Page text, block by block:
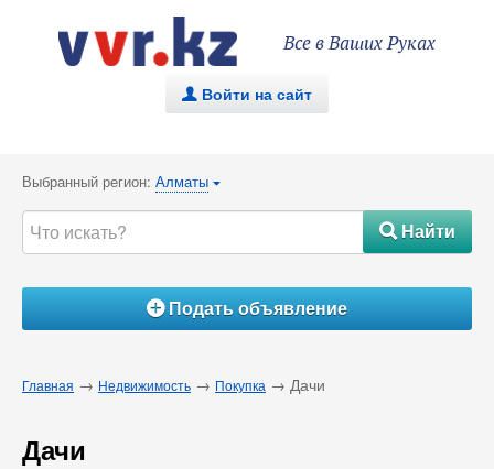
Все в Ваших Руках
. Войти на сайт
Выбранный регион: Алматы {
#Найти
ÁПодать объявление
Главная → Недвижимость → Покупка → Дачи
Дачи